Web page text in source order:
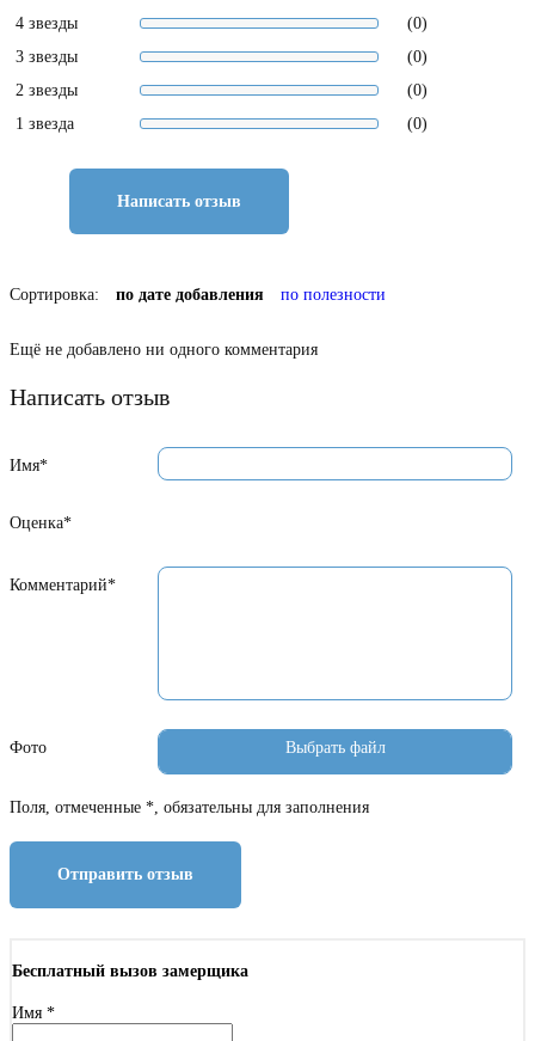
4 звезды
(0)
3 звезды
(0)
2 звезды
(0)
1 звезда
(0)
Написать отзыв
Сортировка: по дате добавления по полезности
Ещё не добавлено ни одного комментария
Написать отзыв
Имя*
Оценка*
Комментарий*
Фото
Поля, отмеченные *, обязательны для заполнения
Отправить отзыв
Бесплатный вызов замерщика
Имя *